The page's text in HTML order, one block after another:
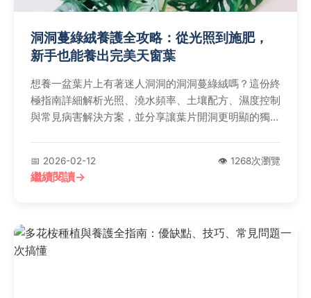
洞洞蔓綠絨養護全攻略：從光照到施肥，
新手也能養出完美天窗葉
想養一盆葉片上有著迷人洞洞的洞洞蔓綠絨嗎？這份終
極指南詳細解析光照、澆水頻率、土壤配方、濕度控制
與常見病害解決方案，並分享讓葉片開洞更明顯的獨家
📅 2026-02-12 👁️ 1268次瀏覽
繼續閱讀